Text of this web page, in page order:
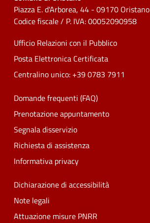
Piazza E. d'Arborea, 44 - 09170 Oristano
Codice fiscale / P. IVA: 00052090958
Ufficio Relazioni con il Pubblico
Posta Elettronica Certificata
Centralino unico: +39 0783 7911
Domande frequenti (FAQ)
Prenotazione appuntamento
Segnala disservizio
Richiesta di assistenza
Informativa privacy
Dichiarazione di accessibilità
Note legali
Attuazione misure PNRR